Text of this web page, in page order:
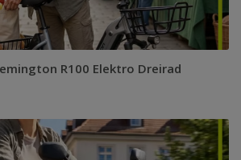
R100 Elektro Dreirad